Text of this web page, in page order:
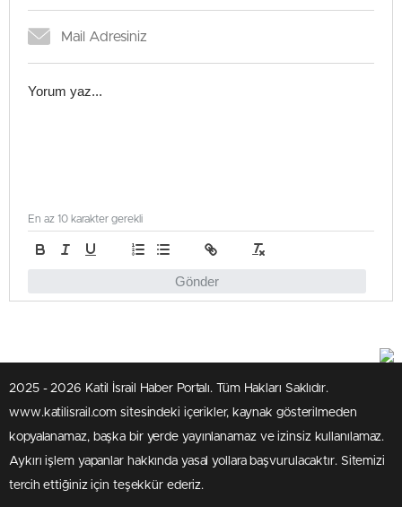
Gönder
En az 10 karakter gerekli
2025 - 2026 Katil İsrail Haber Portalı. Tüm Hakları Saklıdır.
www.katilisrail.com sitesindeki içerikler, kaynak gösterilmeden
kopyalanamaz, başka bir yerde yayınlanamaz ve izinsiz kullanılamaz.
Aykırı işlem yapanlar hakkında yasal yollara başvurulacaktır. Sitemizi
tercih ettiğiniz için teşekkür ederiz.